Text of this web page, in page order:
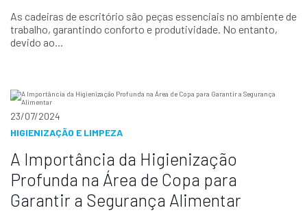
As cadeiras de escritório são peças essenciais no ambiente de
trabalho, garantindo conforto e produtividade. No entanto,
devido ao...
23/07/2024
HIGIENIZAÇÃO E LIMPEZA
A Importância da Higienização
Profunda na Área de Copa para
Garantir a Segurança Alimentar